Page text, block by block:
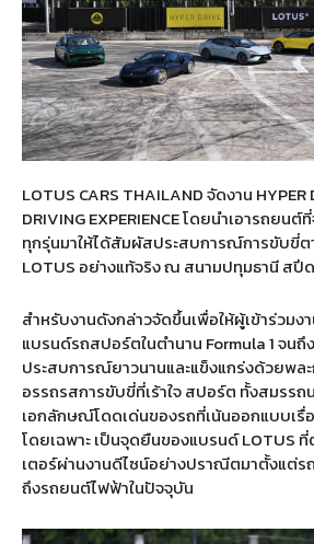
LOTUS CARS THAILAND จัดงาน HYPER
DRIVING EXPERIENCE โดยนำเอารถยนต์
ทุกรุ่นมาให้ได้สัมผัสประสบการณ์การขับขี่
LOTUS อย่างแท้จริง ณ สนามปทุมธานี สปี
สำหรับงานดังกล่าวจัดขึ้นเพื่อให้ผู้เข้าร่วม
แบรนด์รถสปอร์ตในตำนาน Formula 1 จน
ประสบการณ์ยาวนานและแข็งแกร่งด้วยพล
อรรถรสการขับขี่ที่เร้าใจ สปอร์ต ทั้งสมรรถน
เอกลักษณ์โดดเด่นของรถที่เน้นออกแบบเรื่
โดยเฉพาะ เป็นจุดยืนของแบรนด์ LOTUS
เตอร์ผ่านงานดีไซน์อย่างปราณีตมาตั้งแต่
ถึงรถยนต์ไฟฟ้าในปัจจุบัน